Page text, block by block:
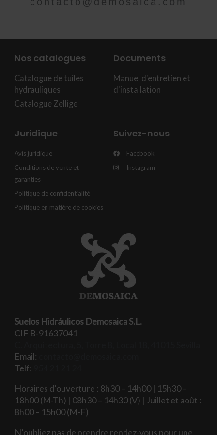
Nos catalogues
Catalogue de tuiles
hydrauliques
Catalogue Zellige
Documents
Manuel d'entretien et
d'installation
Juridique
Avis juridique
Conditions de vente et
garanties
Politique de confidentialité
Politique en matière de cookies
Suivez-nous
Facebook
Instagram
Suelos Hidráulicos Demosaica S.L.
CIF B-91637041
Email:
Telf:
Horaires d’ouverture : 8h30 – 14h00 | 15h30 –
18h00 (M-Th) | 08h30 – 14h30 (V) | Juillet et août :
8h00 – 15h00 (M-F)
N’oubliez pas de prendre rendez-vous pour une